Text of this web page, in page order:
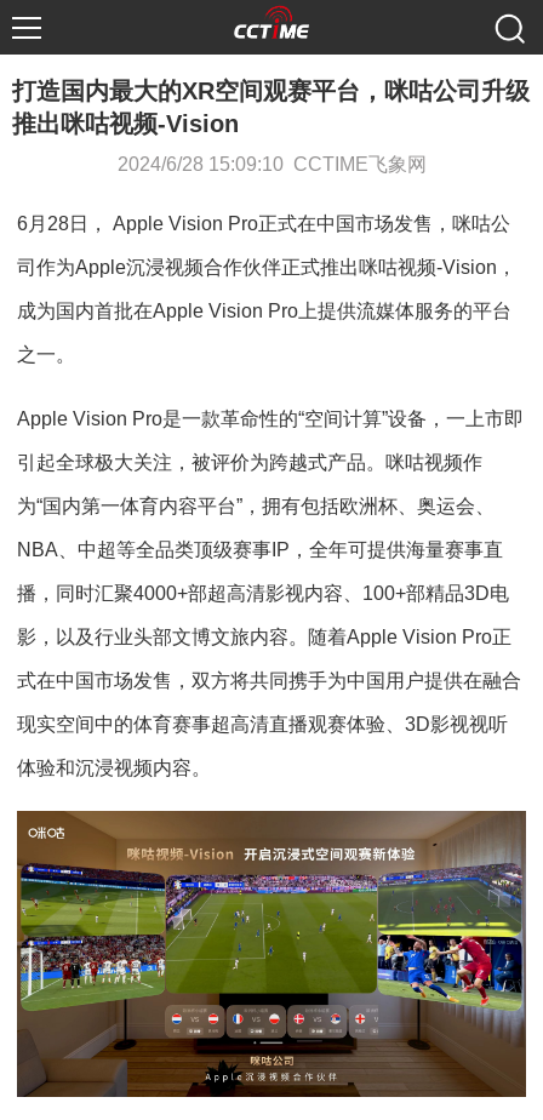
打造国内最大的XR空间观赛平台，咪咕公司升级
推出咪咕视频-Vision
2024/6/28 15:09:10 CCTIME飞象网
6月28日， Apple Vision Pro正式在中国市场发售，咪咕公
司作为Apple沉浸视频合作伙伴正式推出咪咕视频-Vision，
成为国内首批在Apple Vision Pro上提供流媒体服务的平台
之一。
Apple Vision Pro是一款革命性的“空间计算”设备，一上市即
引起全球极大关注，被评价为跨越式产品。咪咕视频作
为“国内第一体育内容平台”，拥有包括欧洲杯、奥运会、
NBA、中超等全品类顶级赛事IP，全年可提供海量赛事直
播，同时汇聚4000+部超高清影视内容、100+部精品3D电
影，以及行业头部文博文旅内容。随着Apple Vision Pro正
式在中国市场发售，双方将共同携手为中国用户提供在融合
现实空间中的体育赛事超高清直播观赛体验、3D影视视听
体验和沉浸视频内容。